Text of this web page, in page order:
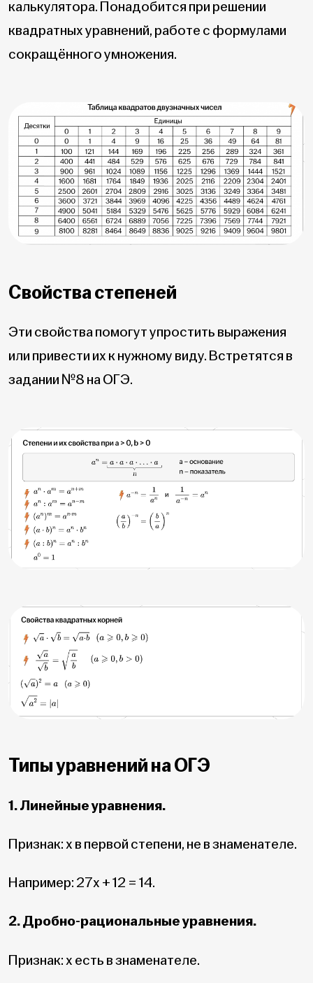
калькулятора. Понадобится при решении
квадратных уравнений, работе с формулами
сокращённого умножения.
Свойства степеней
Эти свойства помогут упростить выражения
или привести их к нужному виду. Встретятся в
задании №8 на ОГЭ.
Типы уравнений на ОГЭ
1. Линейные уравнения.
Признак: x в первой степени, не в знаменателе.
Например: 27x + 12 = 14.
2. Дробно-рациональные уравнения.
Признак: x есть в знаменателе.